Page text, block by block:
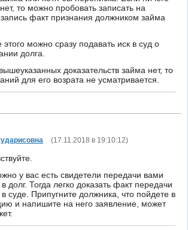
то можно пробовать записать на
факт признания должником займа
этого можно сразу подавать иск в суд о
долга.
доказательств займа нет, то
для его возрата не усматривается.
(17.11.2018 в 19:10:12)
у вас есть свидетели передачи вами
в долг. Тогда легко доказать факт передачи
в суде. Припугните должника, что пойдете в
и напишите на него заявление, может